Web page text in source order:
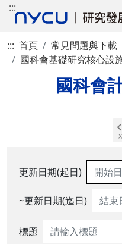
:::
::: 首頁 常見問題與下載
國科會基礎研究核心設
國科會
更新日期(起日)
~更新日期(迄日)
標題